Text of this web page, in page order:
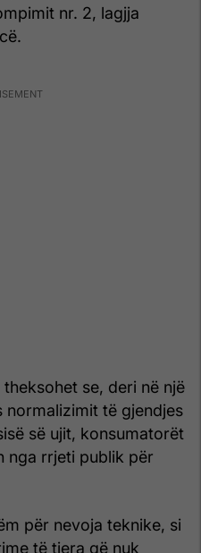
nr. 2, lagjja
se, deri në një
normalizimit të gjendjes
së ujit, konsumatorët
nga rrjeti publik për
për nevoja teknike, si
të tjera që nuk